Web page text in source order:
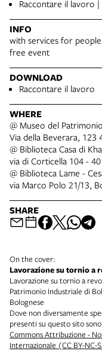
Raccontare il lavoro |
INFO
with services for
free event
DOWNLOAD
Raccontare il lavoro
WHERE
@ Museo del
Via della Beverara, 123
@ Biblioteca Casa di
via di Corticella 104 -
@ Biblioteca Lame -
via Marco Polo 21/13,
SHARE
On the cover:
Lavorazione su tornio a
Lavorazione su tornio a
Patrimonio Industriale di
Bolognese
Dove non diversamente
presenti su questo sito
Commons Attribuzione -
Internazionale (CC BY-NC-